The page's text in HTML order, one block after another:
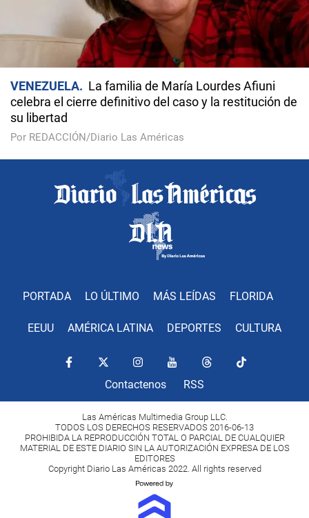
VENEZUELA
La familia de María Lourdes Afiuni
celebra el cierre definitivo del caso y la restitución de
su libertad
Por REDACCIÓN/Diario Las Américas
PORTADA LO ÚLTIMO MÁS LEÍDAS FLORIDA
EEUU AMÉRICA LATINA DEPORTES CULTURA
Contactenos RSS
Las Américas Multimedia Group LLC.
TODOS LOS DERECHOS RESERVADOS 2016-06-13
PROHIBIDA LA REPRODUCCIÓN TOTAL O PARCIAL DE CUALQUIER
MATERIAL DE ESTE DIARIO SIN LA AUTORIZACIÓN EXPRESA DE LOS
EDITORES
Copyright Diario Las Américas 2022. All rights reserved